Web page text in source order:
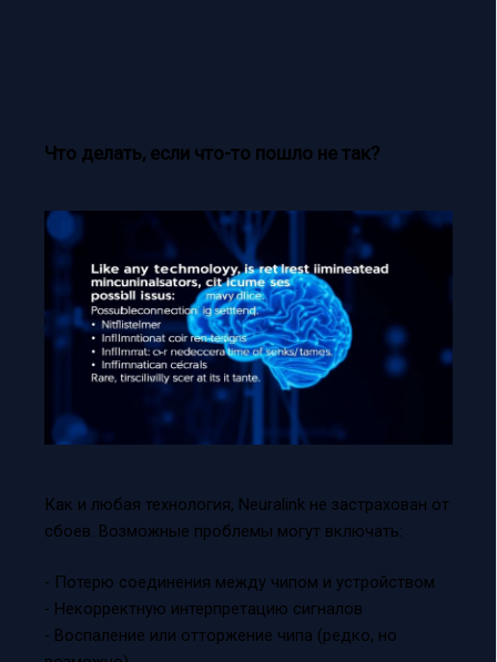
Что делать, если что-то пошло не так?
Как и любая технология, Neuralink не застрахован от
сбоев. Возможные проблемы могут включать:
- Потерю соединения между чипом и устройством
- Некорректную интерпретацию сигналов
- Воспаление или отторжение чипа (редко, но